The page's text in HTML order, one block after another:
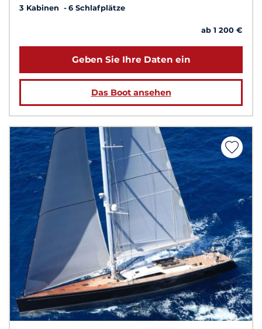
3 Kabinen
6 Schlafplätze
ab 1 200 €
Geben Sie Ihre Daten ein
Das Boot ansehen